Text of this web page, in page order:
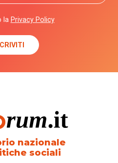
la Privacy Policy
nazionale
sociali